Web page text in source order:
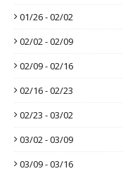
01/26 - 02/02
02/02 - 02/09
02/09 - 02/16
02/16 - 02/23
02/23 - 03/02
03/02 - 03/09
03/09 - 03/16